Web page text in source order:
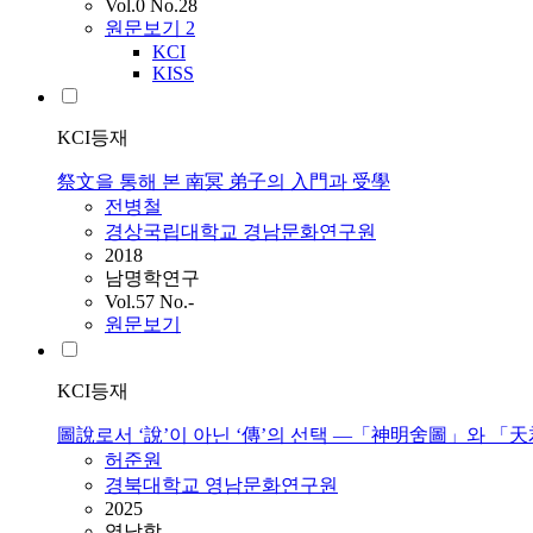
Vol.0 No.28
원문보기 2
KCI
KISS
KCI등재
祭文을 통해 본 南冥 弟子의 入門과 受學
전병철
경상국립대학교 경남문화연구원
2018
남명학연구
Vol.57 No.-
원문보기
KCI등재
圖說로서 ‘說’이 아닌 ‘傳’의 선택 ―「神明舍圖」와 「
허준원
경북대학교 영남문화연구원
2025